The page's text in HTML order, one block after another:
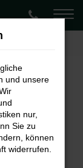
und unsere
nur,
Sie zu
können
widerrufen.